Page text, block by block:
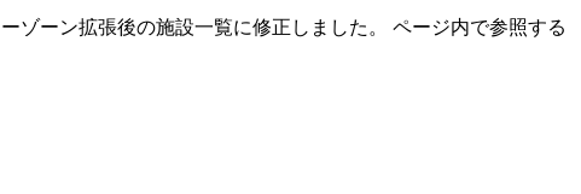
ゾーン拡張後の施設一覧に修正しました。 ページ内で参照する